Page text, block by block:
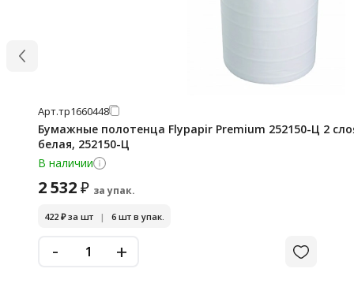
Арт.тр1660448
Бумажные полотенца Flypapir Premium 252150-Ц 2
белая, 252150-Ц
В наличии
2 532₽ за упак.
422 ₽за шт | 6 шт в упак.
- +